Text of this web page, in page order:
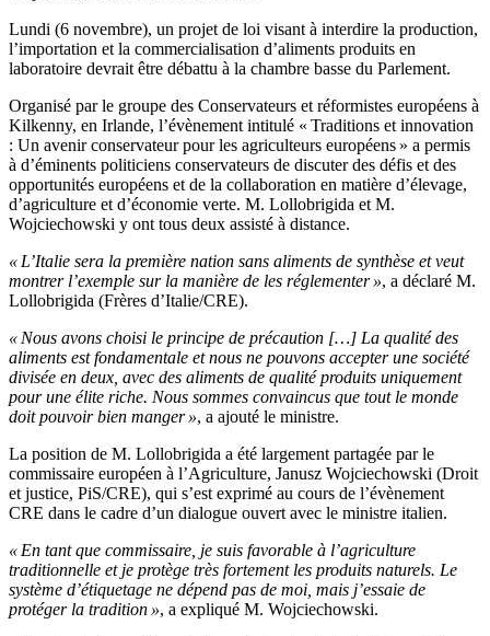
Lundi (6 novembre), un projet de loi visant à interdire la production,
l’importation et la commercialisation d’aliments produits en
laboratoire devrait être débattu à la chambre basse du Parlement.
Organisé par le groupe des Conservateurs et réformistes européens à
Kilkenny, en Irlande, l’évènement intitulé « Traditions et innovation
: Un avenir conservateur pour les agriculteurs européens » a permis
à d’éminents politiciens conservateurs de discuter des défis et des
opportunités européens et de la collaboration en matière d’élevage,
d’agriculture et d’économie verte. M. Lollobrigida et M.
Wojciechowski y ont tous deux assisté à distance.
« L’Italie sera la première nation sans aliments de synthèse et veut
montrer l’exemple sur la manière de les réglementer », a déclaré M.
Lollobrigida (Frères d’Italie/CRE).
« Nous avons choisi le principe de précaution […] La qualité des
aliments est fondamentale et nous ne pouvons accepter une société
divisée en deux, avec des aliments de qualité produits uniquement
pour une élite riche. Nous sommes convaincus que tout le monde
doit pouvoir bien manger », a ajouté le ministre.
La position de M. Lollobrigida a été largement partagée par le
commissaire européen à l’Agriculture, Janusz Wojciechowski (Droit
et justice, PiS/CRE), qui s’est exprimé au cours de l’évènement
CRE dans le cadre d’un dialogue ouvert avec le ministre italien.
« En tant que commissaire, je suis favorable à l’agriculture
traditionnelle et je protège très fortement les produits naturels. Le
système d’étiquetage ne dépend pas de moi, mais j’essaie de
protéger la tradition », a expliqué M. Wojciechowski.